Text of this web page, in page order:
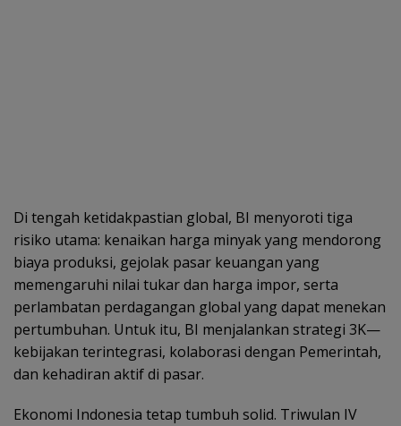
Di tengah ketidakpastian global, BI menyoroti tiga
risiko utama: kenaikan harga minyak yang mendorong
biaya produksi, gejolak pasar keuangan yang
memengaruhi nilai tukar dan harga impor, serta
perlambatan perdagangan global yang dapat menekan
pertumbuhan. Untuk itu, BI menjalankan strategi 3K—
kebijakan terintegrasi, kolaborasi dengan Pemerintah,
dan kehadiran aktif di pasar.
Ekonomi Indonesia tetap tumbuh solid. Triwulan IV